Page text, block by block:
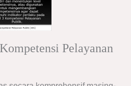
Pelayanan